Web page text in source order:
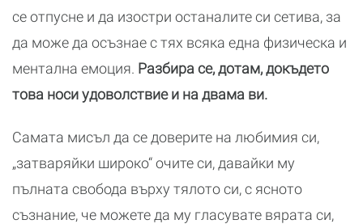
се отпусне и да изостри останалите си сетива, за
да може да осъзнае с тях всяка една физическа и
ментална емоция. Разбира се, дотам, докъдето
това носи удоволствие и на двама ви.
Самата мисъл да се доверите на любимия си,
„затваряйки широко“ очите си, давайки му
пълната свобода върху тялото си, с ясното
съзнание, че можете да му гласувате вярата си,